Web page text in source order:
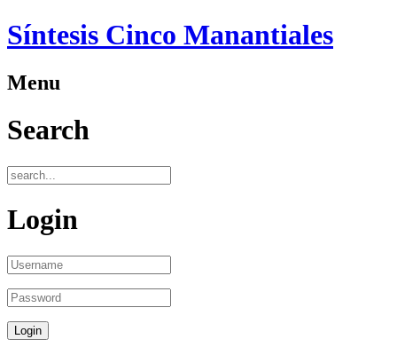
Síntesis Cinco Manantiales
Menu
Search
Login